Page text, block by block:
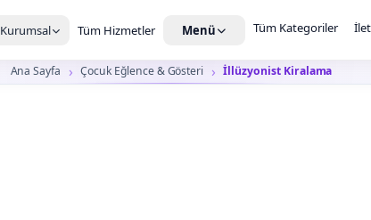
Kurumsal Tüm Hizmetler Menü Tüm Kategoriler
Ana Sayfa Çocuk Eğlence & Gösteri İllüzyonist Kiralama